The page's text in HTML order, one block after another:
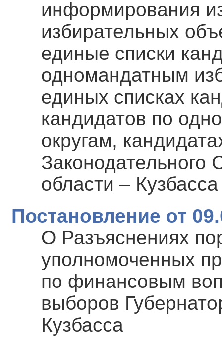
информирования
избирательных
единые списки
одномандатным
единых списках
кандидатов по
округам,
Законодательного
области –
Постановление от
О Разъяснениях
уполномоченных
по финансовым
выборов
Кузбасса